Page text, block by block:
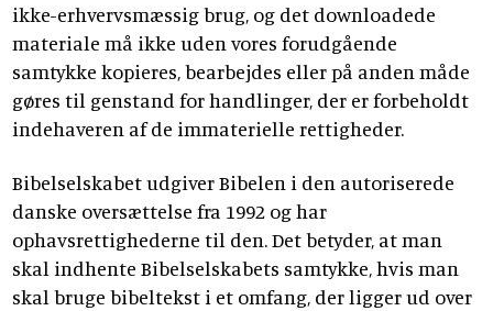
ikke-erhvervsmæssig brug, og det downloadede
materiale må ikke uden vores forudgående
samtykke kopieres, bearbejdes eller på anden måde
gøres til genstand for handlinger, der er forbeholdt
indehaveren af de immaterielle rettigheder.
Bibelselskabet udgiver Bibelen i den autoriserede
danske oversættelse fra 1992 og har
ophavsrettighederne til den. Det betyder, at man
skal indhente Bibelselskabets samtykke, hvis man
skal bruge bibeltekst i et omfang, der ligger ud over